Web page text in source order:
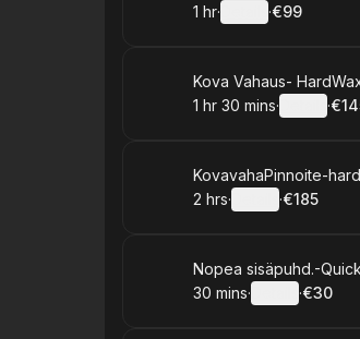
. Duration :
1 hr· ·
.Price
€99
Book
Kova Vahaus-
. Duration:
1 hr 30 mins· ·
.
Book
KovavahaPinnoite-
. Duration:
2 hrs· ·
.Price
€185
Book
Nopea sisäpuhd.-
.Duration:
30 mins· ·
.Price
€30